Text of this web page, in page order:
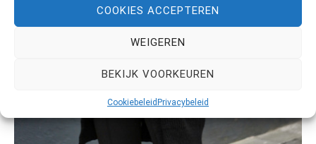
COOKIES ACCEPTEREN
WEIGEREN
BEKIJK VOORKEUREN
CookiebeleidPrivacybeleid